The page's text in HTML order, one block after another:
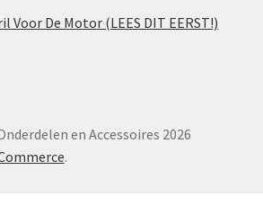
Voor De Motor (LEES DIT EERST!)
en Accessoires 2026
.